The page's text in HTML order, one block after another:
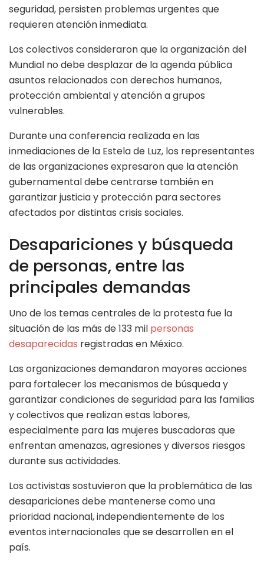
seguridad, persisten problemas urgentes que
requieren atención inmediata.
Los colectivos consideraron que la organización del
Mundial no debe desplazar de la agenda pública
asuntos relacionados con derechos humanos,
protección ambiental y atención a grupos
vulnerables.
Durante una conferencia realizada en las
inmediaciones de la Estela de Luz, los representantes
de las organizaciones expresaron que la atención
gubernamental debe centrarse también en
garantizar justicia y protección para sectores
afectados por distintas crisis sociales.
Desapariciones y búsqueda
de personas, entre las
principales demandas
Uno de los temas centrales de la protesta fue la
situación de las más de 133 mil personas
desaparecidas registradas en México.
Las organizaciones demandaron mayores acciones
para fortalecer los mecanismos de búsqueda y
garantizar condiciones de seguridad para las familias
y colectivos que realizan estas labores,
especialmente para las mujeres buscadoras que
enfrentan amenazas, agresiones y diversos riesgos
durante sus actividades.
Los activistas sostuvieron que la problemática de las
desapariciones debe mantenerse como una
prioridad nacional, independientemente de los
eventos internacionales que se desarrollen en el
país.